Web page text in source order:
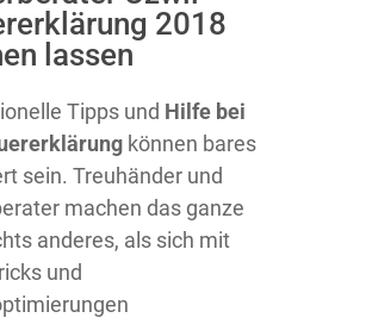
2018
lassen
Tipps und Hilfe bei
können bares
sein. Treuhänder und
machen das ganze
anderes, als sich mit
und